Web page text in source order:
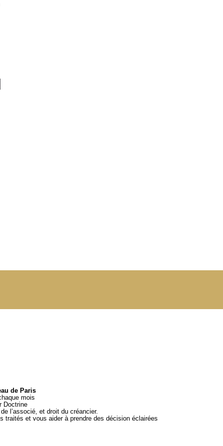
de Paris
mois
Doctrine
l’associé, et droit du créancier.
et vous aider à prendre des décision éclairées